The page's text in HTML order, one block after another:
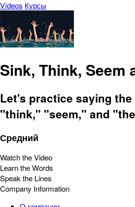
Vídeos Курсы
Sink, Think, Seem
Let's practice saying
"think," "seem," and
Средний
Watch the Video
Learn the Words
Speak the Lines
Company Information